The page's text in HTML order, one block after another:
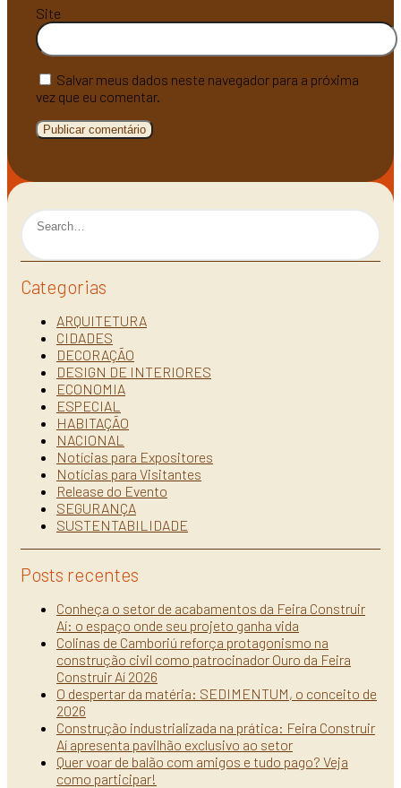
Site
Salvar meus dados neste navegador para a próxima
vez que eu comentar.
Categorias
ARQUITETURA
CIDADES
DECORAÇÃO
DESIGN DE INTERIORES
ECONOMIA
ESPECIAL
HABITAÇÃO
NACIONAL
Notícias para Expositores
Notícias para Visitantes
Release do Evento
SEGURANÇA
SUSTENTABILIDADE
Posts recentes
Conheça o setor de acabamentos da Feira Construir
Aí: o espaço onde seu projeto ganha vida
Colinas de Camboriú reforça protagonismo na
construção civil como patrocinador Ouro da Feira
Construir Aí 2026
O despertar da matéria: SEDIMENTUM, o conceito de
2026
Construção industrializada na prática: Feira Construir
Aí apresenta pavilhão exclusivo ao setor
Quer voar de balão com amigos e tudo pago? Veja
como participar!